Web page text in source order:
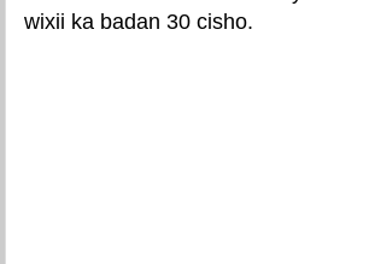
wixii ka badan 30 cisho.